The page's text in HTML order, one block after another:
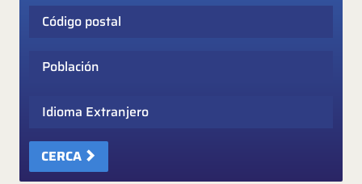
Código postal
Población
Idioma Extranjero
CERCA